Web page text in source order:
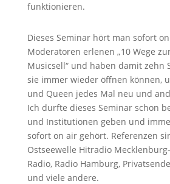
funktionieren.
Dieses Seminar hört man sofort
Moderatoren erlenen „10 Wege
Musicsell“ und haben damit zehn
sie immer wieder öffnen können,
und Queen jedes Mal neu und
Ich durfte dieses Seminar schon
und Institutionen geben und
sofort on air gehört. Referenzen
Ostseewelle Hitradio
Radio, Radio Hamburg,
und viele andere.